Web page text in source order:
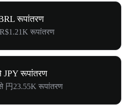
रूपांतरण
रूपांतरण
JPY रूपांतरण
円23.55K रूपांतरण